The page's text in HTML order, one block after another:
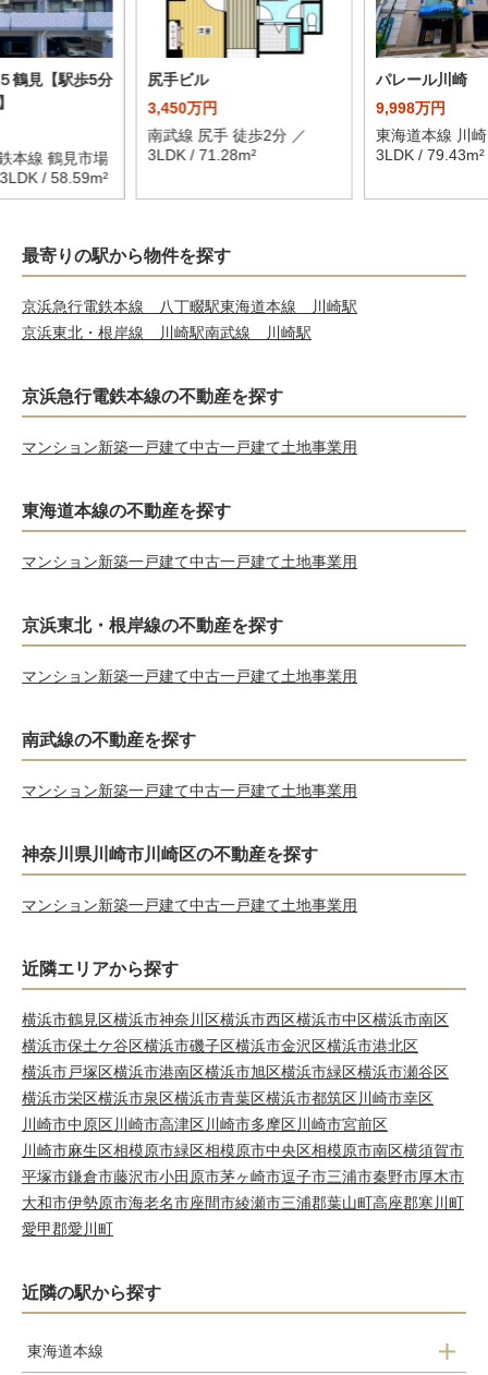
鶴見【駅歩5分
本線 鶴見市場
/ 58.59m²
尻手ビル
3,450万円
南武線 尻手 徒歩2分 ／
3LDK / 71.28m²
パレール川崎
9,998万円
東海道本線 川
3LDK / 79.43m²
最寄りの駅から物件を探す
京浜急行電鉄本線 八丁畷駅東海道本線 川崎駅
京浜東北・根岸線 川崎駅南武線 川崎駅
京浜急行電鉄本線の不動産を探す
マンション新築一戸建て中古一戸建て土地事業用
東海道本線の不動産を探す
マンション新築一戸建て中古一戸建て土地事業用
京浜東北・根岸線の不動産を探す
マンション新築一戸建て中古一戸建て土地事業用
南武線の不動産を探す
マンション新築一戸建て中古一戸建て土地事業用
神奈川県川崎市川崎区の不動産を探す
マンション新築一戸建て中古一戸建て土地事業用
近隣エリアから探す
横浜市鶴見区横浜市神奈川区横浜市西区横浜市中区横浜市南区
横浜市保土ケ谷区横浜市磯子区横浜市金沢区横浜市港北区
横浜市戸塚区横浜市港南区横浜市旭区横浜市緑区横浜市瀬谷区
横浜市栄区横浜市泉区横浜市青葉区横浜市都筑区川崎市幸区
川崎市中原区川崎市高津区川崎市多摩区川崎市宮前区
川崎市麻生区相模原市緑区相模原市中央区相模原市南区横須賀市
平塚市鎌倉市藤沢市小田原市茅ヶ崎市逗子市三浦市秦野市厚木市
大和市伊勢原市海老名市座間市綾瀬市三浦郡葉山町高座郡寒川町
愛甲郡愛川町
近隣の駅から探す
東海道本線